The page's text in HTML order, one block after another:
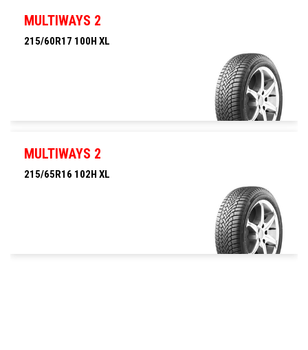
MULTIWAYS 2
215/60R17 100H XL
MULTIWAYS 2
215/65R16 102H XL